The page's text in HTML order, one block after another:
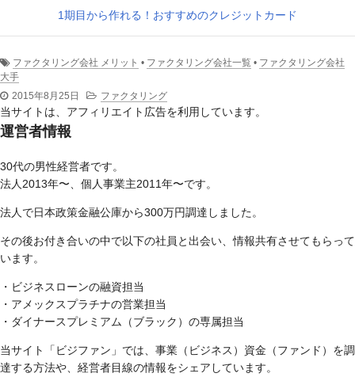
1期目から作れる！おすすめのクレジットカード
ファクタリング会社 メリット • ファクタリング会社一覧 • ファクタリング会社
大手
2015年8月25日
ファクタリング
当サイトは、アフィリエイト広告を利用しています。
運営者情報
30代の男性経営者です。
法人2013年〜、個人事業主2011年〜です。
法人で日本政策金融公庫から300万円調達しました。
その後お付き合いの中で以下の社員と出会い、情報共有させてもらって
います。
・ビジネスローンの融資担当
・アメックスプラチナの営業担当
・ダイナースプレミアム（ブラック）の専属担当
当サイト「ビジファン」では、事業（ビジネス）資金（ファンド）を調
達する方法や、経営者目線の情報をシェアしています。